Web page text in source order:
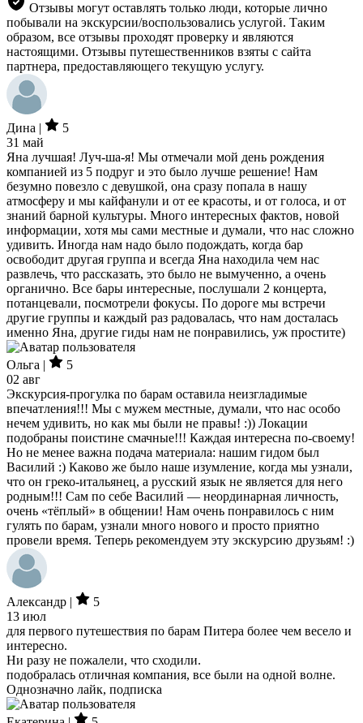
Отзывы могут оставлять только люди, которые лично
побывали на экскурсии/воспользовались услугой. Таким
образом, все отзывы проходят проверку и являются
настоящими. Отзывы путешественников взяты с сайта
партнера, предоставляющего текущую услугу.
Дина |
5
31 май
Яна лучшая! Луч-ша-я! Мы отмечали мой день рождения
компанией из 5 подруг и это было лучше решение! Нам
безумно повезло с девушкой, она сразу попала в нашу
атмосферу и мы кайфанули и от ее красоты, и от голоса, и от
знаний барной культуры. Много интересных фактов, новой
информации, хотя мы сами местные и думали, что нас сложно
удивить. Иногда нам надо было подождать, когда бар
освободит другая группа и всегда Яна находила чем нас
развлечь, что рассказать, это было не вымученно, а очень
органично. Все бары интересные, послушали 2 концерта,
потанцевали, посмотрели фокусы. По дороге мы встречи
другие группы и каждый раз радовалась, что нам досталась
именно Яна, другие гиды нам не понравились, уж простите)
Ольга |
5
02 авг
Экскурсия-прогулка по барам оставила неизгладимые
впечатления!!! Мы с мужем местные, думали, что нас особо
нечем удивить, но как мы были не правы! :)) Локации
подобраны поистине смачные!!! Каждая интересна по-своему!
Но не менее важна подача материала: нашим гидом был
Василий :) Каково же было наше изумление, когда мы узнали,
что он греко-итальянец, а русский язык не является для него
родным!!! Сам по себе Василий — неординарная личность,
очень «тёплый» в общении! Нам очень понравилось с ним
гулять по барам, узнали много нового и просто приятно
провели время. Теперь рекомендуем эту экскурсию друзьям! :)
Александр |
5
13 июл
для первого путешествия по барам Питера более чем весело и
интересно.
Ни разу не пожалели, что сходили.
подобралась отличная компания, все были на одной волне.
Однозначно лайк, подписка